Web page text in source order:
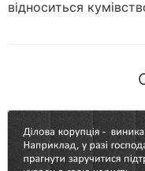
відноситься